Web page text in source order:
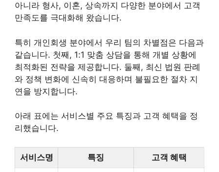
아니라 형사, 이혼, 상속까지 다양한 분야에서 고객
만족도를 극대화해 왔습니다.
특히 개인회생 분야에서 우리 팀의 차별점은 다음과
같습니다. 첫째, 1:1 맞춤 상담을 통해 개별 상황에
최적화된 전략을 제공합니다. 둘째, 최신 법원 판례
와 정책 변화에 신속히 대응하며 불필요한 절차 지
연을 방지합니다.
아래 표에는 서비스별 주요 특징과 고객 혜택을 정
리했습니다.
서비스명 특징 고객 혜택